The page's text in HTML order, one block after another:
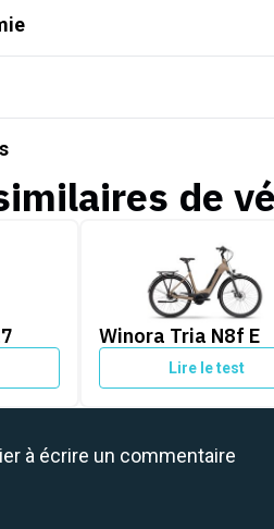
de
Winora Tria N8f E
Winora Tria N8f E
Lire le test
à écrire un commentaire